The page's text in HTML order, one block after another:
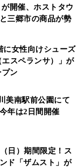
開催、ホストタウ
三郷市の商品が勢
に女性向けシューズ
スペランサ）」が
プン
美南駅前公園にて
年は2日間開催
日）期間限定！ス
ド「ザムスト」が